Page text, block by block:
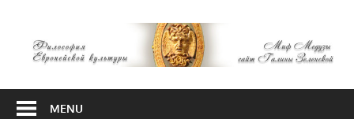
content
Европейской
MENU